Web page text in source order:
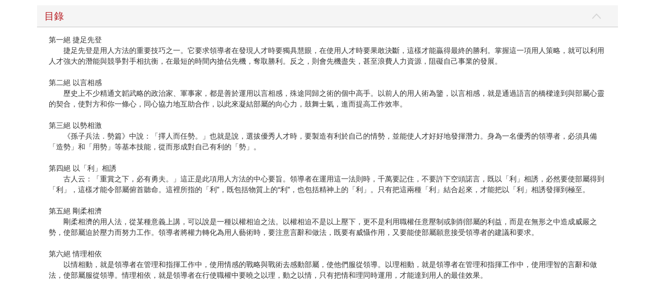
目錄
第一絕 捷足先登
捷足先登是用人方法的重要技巧之一。它要求領導者在發現人才時要獨具慧眼，在使用人才時要果敢決斷，這樣才能贏得最終的勝利。掌握這一項用人策略，就可以利用
人才強大的潛能與競爭對手相抗衡，在最短的時間內搶佔先機，奪取勝利。反之，則會先機盡失，甚至浪費人力資源，阻礙自己事業的發展。
第二絕 以言相感
歷史上不少精通文韜武略的政治家、軍事家，都是善於運用以言相感，殊途同歸之術的個中高手。以前人的用人術為鑒，以言相感，就是通過語言的橋樑達到與部屬心靈
的契合，使對方和你一條心，同心協力地互助合作，以此來凝結部屬的向心力，鼓舞士氣，進而提高工作效率。
第三絕 以勢相激
《孫子兵法．勢篇》中說：「擇人而任勢。」也就是說，選拔優秀人才時，要製造有利於自己的情勢，並能使人才好好地發揮潛力。身為一名優秀的領導者，必須具備
「造勢」和「用勢」等基本技能，從而形成對自己有利的「勢」。
第四絕 以「利」相誘
古人云：「重賞之下，必有勇夫。」這正是此項用人方法的中心要旨。領導者在運用這一法則時，千萬要記住，不要許下空頭諾言，既以「利」相誘，必然要使部屬得到
「利」，這樣才能令部屬俯首聽命。這裡所指的「利”，既包括物質上的“利”，也包括精神上的「利」。只有把這兩種「利」結合起來，才能把以「利」相誘發揮到極至。
第五絕 剛柔相濟
剛柔相濟的用人法，從某種意義上講，可以說是一種以權相迫之法。以權相迫不是以上壓下，更不是利用職權任意壓制或剝削部屬的利益，而是在無形之中造成威嚴之
勢，使部屬迫於壓力而努力工作。領導者將權力轉化為用人藝術時，要注意言辭和做法，既要有威懾作用，又要能使部屬願意接受領導者的建議和要求。
第六絕 情理相依
以情相動，就是領導者在管理和指揮工作中，使用情感的戰略與戰術去感動部屬，使他們服從領導。以理相動，就是領導者在管理和指揮工作中，使用理智的言辭和做
法，使部屬服從領導。情理相依，就是領導者在行使職權中要曉之以理，動之以情，只有把情和理同時運用，才能達到用人的最佳效果。